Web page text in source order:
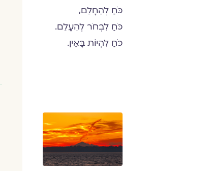
כֹּחַ לְהֵחָלֵם,
כֹּחַ לִבְחֹר לְהֵעָלֵם.
כֹּחַ לִהְיוֹת בָּאֵין.